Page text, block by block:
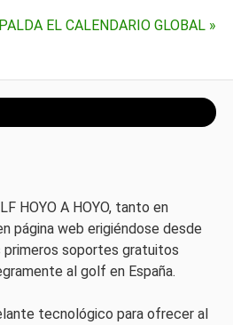
EL CALENDARIO GLOBAL »
HOYO A HOYO, tanto en
página web erigiéndose desde
primeros soportes gratuitos
al golf en España.
tecnológico para ofrecer al